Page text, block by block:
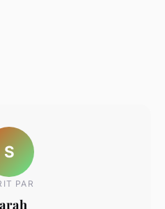
S
PAR